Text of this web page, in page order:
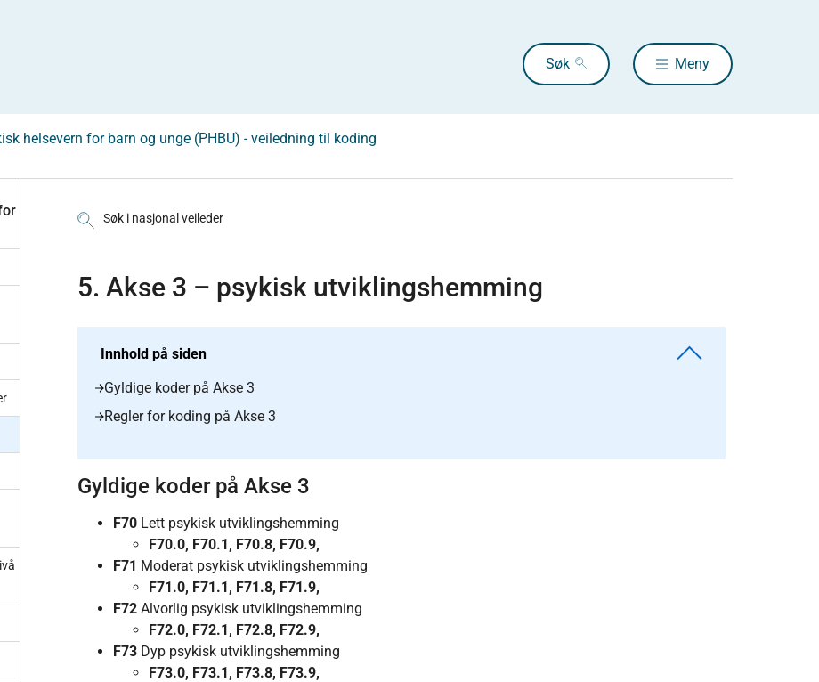
Søk Meny
helsevern for barn og unge (PHBU) - veiledning til koding
Søk i nasjonal veileder
5. Akse 3 – psykisk utviklingshemming
Innhold på siden
Gyldige koder på Akse 3
Regler for koding på Akse 3
Gyldige koder på Akse 3
F70 Lett psykisk utviklingshemming
F70.0, F70.1, F70.8, F70.9,
F71 Moderat psykisk utviklingshemming
F71.0, F71.1, F71.8, F71.9,
F72 Alvorlig psykisk utviklingshemming
F72.0, F72.1, F72.8, F72.9,
F73 Dyp psykisk utviklingshemming
F73.0, F73.1, F73.8, F73.9,